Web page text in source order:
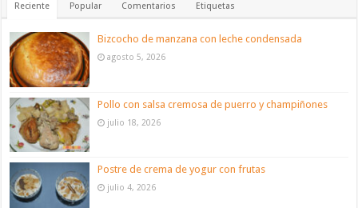
Reciente Popular Comentarios Etiquetas
Bizcocho de manzana con leche condensada
agosto 5, 2026
Pollo con salsa cremosa de puerro y champiñones
julio 18, 2026
Postre de crema de yogur con frutas
julio 4, 2026